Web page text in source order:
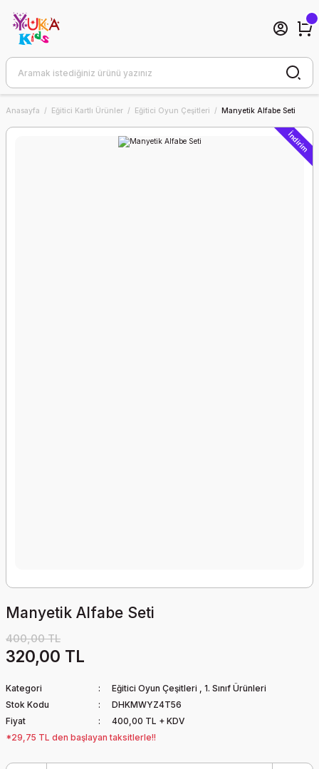
Anasayfa Eğitici Kartlı Ürünler Eğitici Oyun Çeşitleri Manyetik Alfabe Seti
İndirim
Manyetik Alfabe Seti
400,00 TL
320,00 TL
Kategori Eğitici Oyun Çeşitleri , 1. Sınıf Ürünleri
Stok Kodu
DHKMWYZ4T56
Fiyat
400,00 TL + KDV
*29,75 TL den başlayan taksitlerle!!